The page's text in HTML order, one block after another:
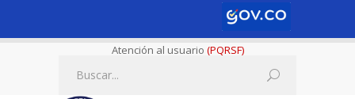
Atención al usuario (PQRSF)